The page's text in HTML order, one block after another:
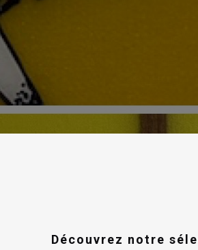
Découvrez notre